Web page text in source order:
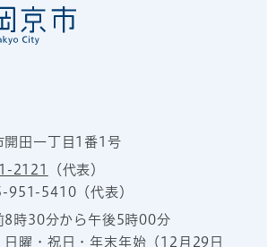
開田一丁目1番1号
2121
（代表）
951-5410（代表）
8時30分から午後5時00分
日曜・祝日・年末年始（12月29日